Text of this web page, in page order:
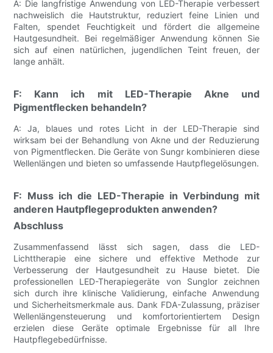
A: Die langfristige Anwendung von LED-Therapie verbessert
nachweislich die Hautstruktur, reduziert feine Linien und
Falten, spendet Feuchtigkeit und fördert die allgemeine
Hautgesundheit. Bei regelmäßiger Anwendung können Sie
sich auf einen natürlichen, jugendlichen Teint freuen, der
lange anhält.
F: Kann ich mit LED-Therapie Akne und
Pigmentflecken behandeln?
A: Ja, blaues und rotes Licht in der LED-Therapie sind
wirksam bei der Behandlung von Akne und der Reduzierung
von Pigmentflecken. Die Geräte von Sungr kombinieren diese
Wellenlängen und bieten so umfassende Hautpflegelösungen.
F: Muss ich die LED-Therapie in Verbindung mit
anderen Hautpflegeprodukten anwenden?
Abschluss
Zusammenfassend lässt sich sagen, dass die LED-
Lichttherapie eine sichere und effektive Methode zur
Verbesserung der Hautgesundheit zu Hause bietet. Die
professionellen LED-Therapiegeräte von Sunglor zeichnen
sich durch ihre klinische Validierung, einfache Anwendung
und Sicherheitsmerkmale aus. Dank FDA-Zulassung, präziser
Wellenlängensteuerung und komfortorientiertem Design
erzielen diese Geräte optimale Ergebnisse für all Ihre
Hautpflegebedürfnisse.